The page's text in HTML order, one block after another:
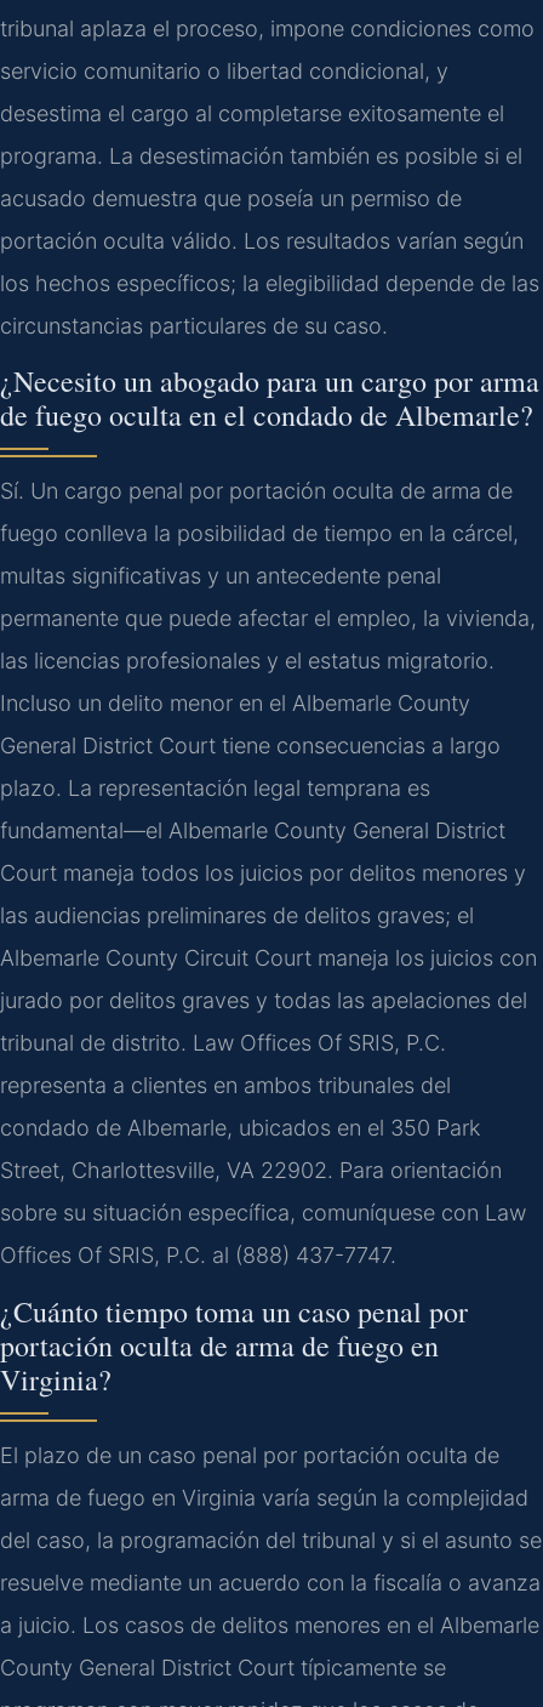
tribunal aplaza el proceso, impone condiciones como
servicio comunitario o libertad condicional, y
desestima el cargo al completarse exitosamente el
programa. La desestimación también es posible si el
acusado demuestra que poseía un permiso de
portación oculta válido. Los resultados varían según
los hechos específicos; la elegibilidad depende de las
circunstancias particulares de su caso.
¿Necesito un abogado para un cargo por arma
de fuego oculta en el condado de Albemarle?
Sí. Un cargo penal por portación oculta de arma de
fuego conlleva la posibilidad de tiempo en la cárcel,
multas significativas y un antecedente penal
permanente que puede afectar el empleo, la vivienda,
las licencias profesionales y el estatus migratorio.
Incluso un delito menor en el Albemarle County
General District Court tiene consecuencias a largo
plazo. La representación legal temprana es
fundamental—el Albemarle County General District
Court maneja todos los juicios por delitos menores y
las audiencias preliminares de delitos graves; el
Albemarle County Circuit Court maneja los juicios con
jurado por delitos graves y todas las apelaciones del
tribunal de distrito. Law Offices Of SRIS, P.C.
representa a clientes en ambos tribunales del
condado de Albemarle, ubicados en el 350 Park
Street, Charlottesville, VA 22902. Para orientación
sobre su situación específica, comuníquese con Law
Offices Of SRIS, P.C. al (888) 437-7747.
¿Cuánto tiempo toma un caso penal por
portación oculta de arma de fuego en
Virginia?
El plazo de un caso penal por portación oculta de
arma de fuego en Virginia varía según la complejidad
del caso, la programación del tribunal y si el asunto se
resuelve mediante un acuerdo con la fiscalía o avanza
a juicio. Los casos de delitos menores en el Albemarle
County General District Court típicamente se